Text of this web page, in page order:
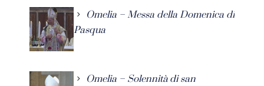
Omelia – Messa della Domenica di
Pasqua
Omelia – Solennità di san